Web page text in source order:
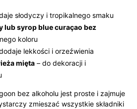
słodyczy i tropikalnego smaku
lub syrop blue curaçao bez
koloru
lekkości i orzeźwienia
mięta – do dekoracji i
bez alkoholu jest proste i zajmuje
zmieszać wszystkie składniki